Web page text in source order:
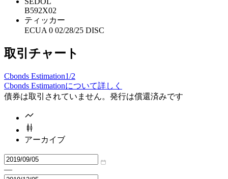
B592X02
ティッカー
ECUA 0 02/28/25 DISC
取引チャート
Cbonds Estimation1/2
Cbonds Estimationについて詳しく
債券は取引されていません。発行は償還済みです
アーカイブ
—